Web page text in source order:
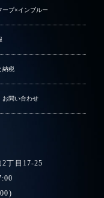
ープ×インブルー
納税
お問い合わせ
2丁目17-25